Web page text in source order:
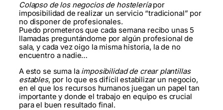
Colapso de los negocios de hosteleríapor
imposibilidad de realizar un servicio “tradicional” por
no disponer de profesionales.
Puedo prometeros que cada semana recibo unas 5
llamadas preguntándome por algún profesional de
sala, y cada vez oigo la misma historia, la de no
encuentro a nadie…
A esto se suma la imposibilidad de crear plantillas
estables, por lo que es difícil estabilizar un negocio,
en el que los recursos humanos juegan un papel tan
importante y donde el trabajo en equipo es crucial
para el buen resultado final.